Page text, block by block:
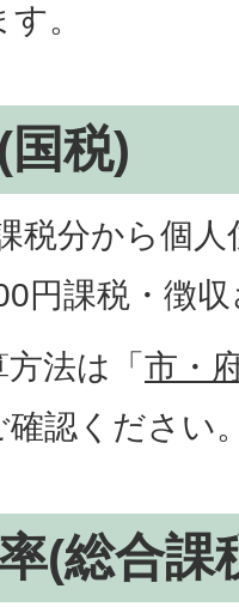
。
税)
税分から個
円課税・徴
法は「 市・
確認ください
(総合課